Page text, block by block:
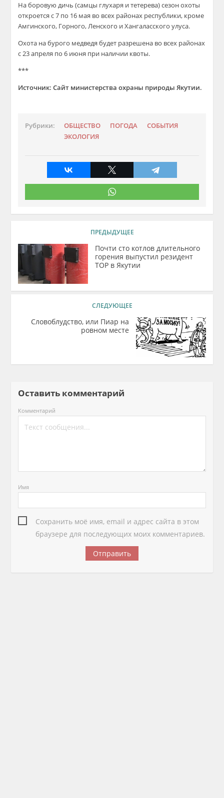
На боровую дичь (самцы глухаря и тетерева) сезон охоты
откроется с 7 по 16 мая во всех районах республики, кроме
Амгинского, Горного, Ленского и Хангаласского улуса.
Охота на бурого медведя будет разрешена во всех районах
с 23 апреля по 6 июня при наличии квоты.
***
Источник: Сайт министерства охраны природы Якутии.
Рубрики: ОБЩЕСТВО ПОГОДА
СОБЫТИЯ
ЭКОЛОГИЯ
ПРЕДЫДУЩЕЕ
Почти сто котлов длительного
горения выпустил резидент
ТОР в Якутии
СЛЕДУЮЩЕЕ
Словоблудство, или Пиар на
ровном месте
Оставить комментарий
Комментарий
Имя
Сохранить моё имя, email и адрес сайта в этом
браузере для последующих моих комментариев.